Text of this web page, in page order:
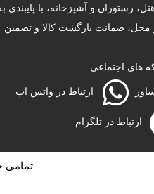
رستوران و آشپزخانه، با پایبندی
ضمانت بازگشت کالا و تضمین
های اجتماعی
ارتباط در واتس اپ
ارتباط در تلگرام
تمامی